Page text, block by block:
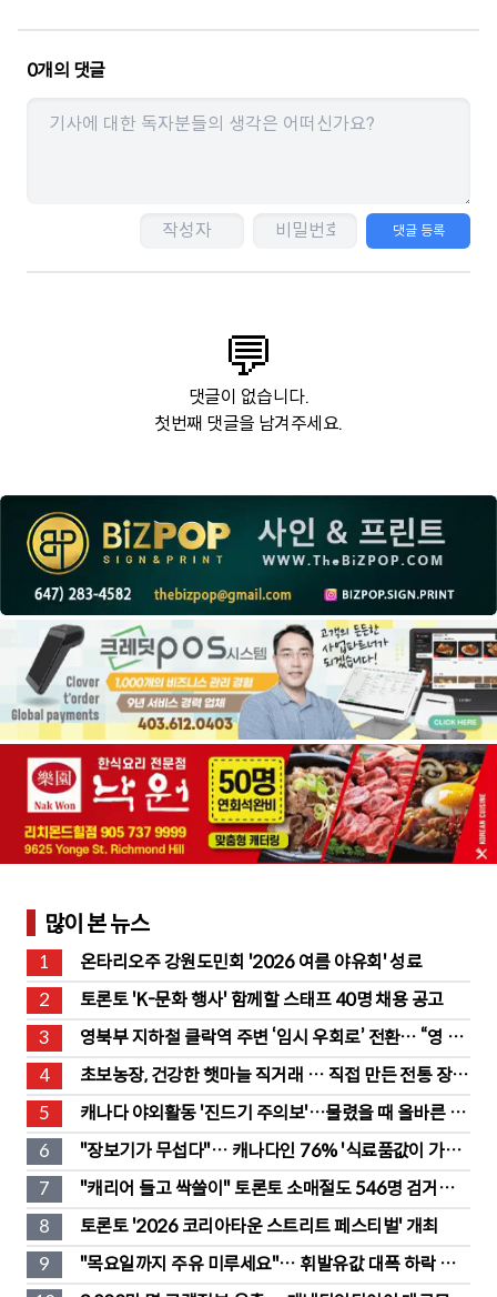
0개의 댓글
댓글 등록
💬
댓글이 없습니다.
첫번째 댓글을 남겨주세요.
많이 본 뉴스
1
온타리오주 강원도민회 '2026 여름 야유회' 성료
2
토론토 'K-문화 행사' 함께할 스태프 40명 채용 공고
3
영북부 지하철 클락역 주변 ‘임시 우회로’ 전환… “영 스
트리트 바뀐다”
4
초보농장, 건강한 햇마늘 직거래 … 직접 만든 전통 장류
도 판매
5
캐나다 야외활동 '진드기 주의보'…물렸을 때 올바른 대
처법은?
6
"장보기가 무섭다"… 캐나다인 76% '식료품값이 가장
부담'
7
"캐리어 들고 싹쓸이" 토론토 소매절도 546명 검거…
훔친 물건 재유통
8
토론토 '2026 코리아타운 스트리트 페스티벌' 개최
9
"목요일까지 주유 미루세요"… 휘발유값 대폭 하락 예
고